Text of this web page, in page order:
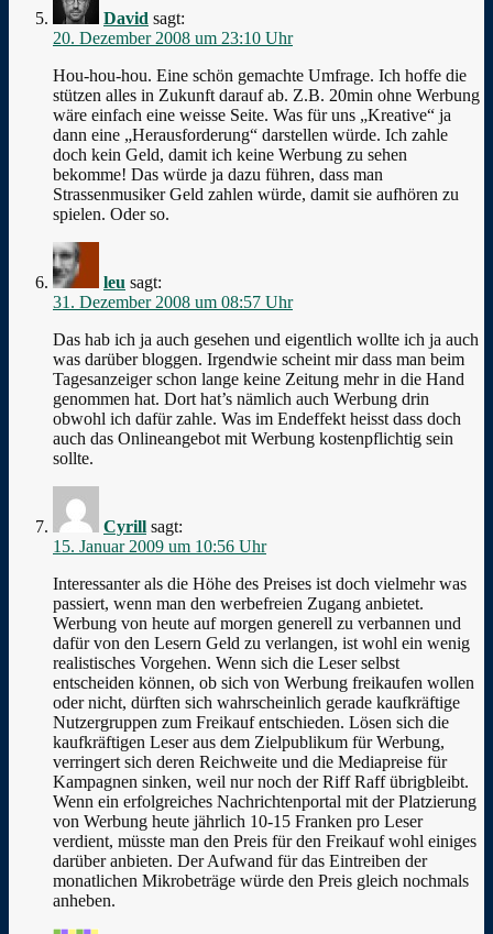
David sagt:
20. Dezember 2008 um 23:10 Uhr
Hou-hou-hou. Eine schön gemachte Umfrage. Ich hoffe die
stützen alles in Zukunft darauf ab. Z.B. 20min ohne Werbung
wäre einfach eine weisse Seite. Was für uns „Kreative“ ja
dann eine „Herausforderung“ darstellen würde. Ich zahle
doch kein Geld, damit ich keine Werbung zu sehen
bekomme! Das würde ja dazu führen, dass man
Strassenmusiker Geld zahlen würde, damit sie aufhören zu
spielen. Oder so.
leu sagt:
31. Dezember 2008 um 08:57 Uhr
Das hab ich ja auch gesehen und eigentlich wollte ich ja auch
was darüber bloggen. Irgendwie scheint mir dass man beim
Tagesanzeiger schon lange keine Zeitung mehr in die Hand
genommen hat. Dort hat’s nämlich auch Werbung drin
obwohl ich dafür zahle. Was im Endeffekt heisst dass doch
auch das Onlineangebot mit Werbung kostenpflichtig sein
sollte.
Cyrill sagt:
15. Januar 2009 um 10:56 Uhr
Interessanter als die Höhe des Preises ist doch vielmehr was
passiert, wenn man den werbefreien Zugang anbietet.
Werbung von heute auf morgen generell zu verbannen und
dafür von den Lesern Geld zu verlangen, ist wohl ein wenig
realistisches Vorgehen. Wenn sich die Leser selbst
entscheiden können, ob sich von Werbung freikaufen wollen
oder nicht, dürften sich wahrscheinlich gerade kaufkräftige
Nutzergruppen zum Freikauf entschieden. Lösen sich die
kaufkräftigen Leser aus dem Zielpublikum für Werbung,
verringert sich deren Reichweite und die Mediapreise für
Kampagnen sinken, weil nur noch der Riff Raff übrigbleibt.
Wenn ein erfolgreiches Nachrichtenportal mit der Platzierung
von Werbung heute jährlich 10-15 Franken pro Leser
verdient, müsste man den Preis für den Freikauf wohl einiges
darüber anbieten. Der Aufwand für das Eintreiben der
monatlichen Mikrobeträge würde den Preis gleich nochmals
anheben.